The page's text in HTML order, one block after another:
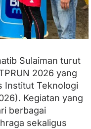
Sulaiman turut
2026 yang
Institut Teknologi
Kegiatan yang
berbagai
sekaligus